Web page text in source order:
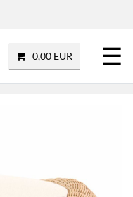
0,00 EUR ☰